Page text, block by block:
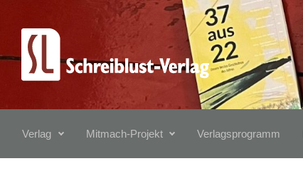
Zum Hauptinhalt springen
Verlag Mitmach-Projekt Verlagsprogramm